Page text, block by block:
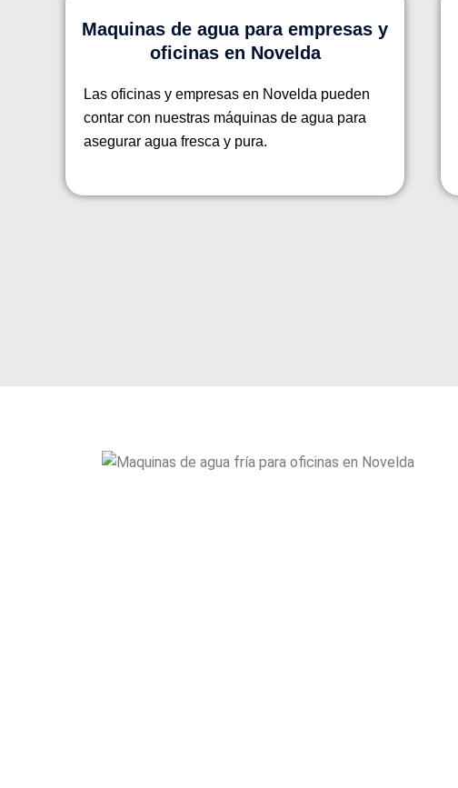
Maquinas de agua para empresas y
oficinas en Novelda
Las oficinas y empresas en Novelda pueden
contar con nuestras máquinas de agua para
asegurar agua fresca y pura.